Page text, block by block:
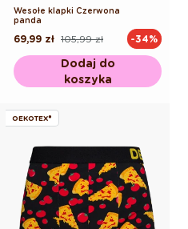
Wesołe klapki Czerwona
panda
Cena
105,99 zł
Cena
69,99 zł -34%
Dodaj do
koszyka
OEKOTEX®